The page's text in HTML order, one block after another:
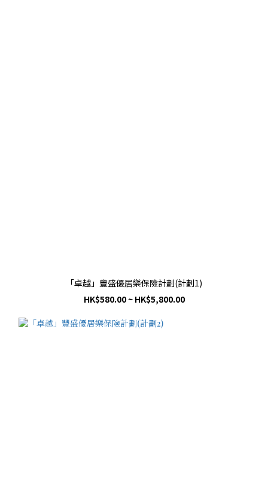
「卓越」豐盛優居樂保險計劃(計劃1)
HK$580.00 ~ HK$5,800.00